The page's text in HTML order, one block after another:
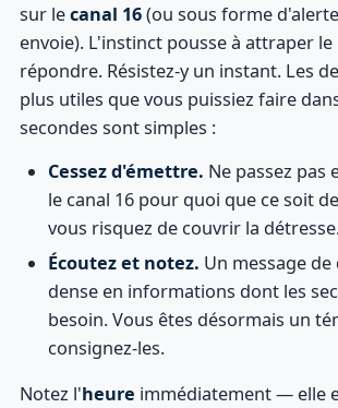
sur lecanal 16(ou sous forme
envoie). L'instinct pousse à attraper
répondre. Résistez-y un instant. Les
plus utiles que vous puissiez faire
secondes sont simples :
Cessez d'émettre. Ne passez pas
le canal 16 pour quoi que ce soit
vous risquez de couvrir la
Écoutez et notez. Un message
dense en informations dont les
besoin. Vous êtes désormais un
consignez-les.
Notez l'heure immédiatement — elle